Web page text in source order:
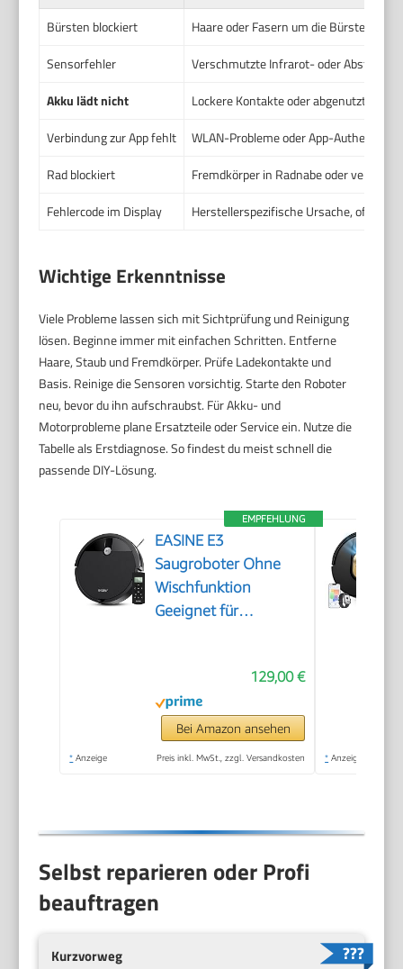
Bürsten blockiert
Haare oder Fasern um die
Sensorfehler
Verschmutzte Infrarot- oder Abstands-
Akku lädt nicht
Lockere Kontakte oder abgenutzter
Verbindung zur App fehlt
WLAN-Probleme oder App-
Rad blockiert
Fremdkörper in Radnabe oder
Fehlercode im Display
Herstellerspezifische Ursache, oft
Wichtige Erkenntnisse
Viele Probleme lassen sich mit Sichtprüfung und Reinigung
lösen. Beginne immer mit einfachen Schritten. Entferne
Haare, Staub und Fremdkörper. Prüfe Ladekontakte und
Basis. Reinige die Sensoren vorsichtig. Starte den Roboter
neu, bevor du ihn aufschraubst. Für Akku- und
Motorprobleme plane Ersatzteile oder Service ein. Nutze die
Tabelle als Erstdiagnose. So findest du meist schnell die
passende DIY-Lösung.
EMPFEHLUNG
EASINE E3
Saugroboter Ohne
Wischfunktion
Geeignet für
129,00 €
Bei Amazon ansehen
* Anzeige Preis inkl. MwSt., zzgl. Versandkosten * Anzeige
Selbst reparieren oder Profi
beauftragen
Kurzvorweg